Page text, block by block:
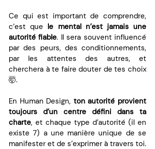
Ce qui est important de comprendre,
c’est que le mental n’est jamais une
autorité fiable. Il sera souvent influencé
par des peurs, des conditionnements,
par les attentes des autres, et
cherchera à te faire douter de tes choix
🤯.
En Human Design, ton autorité provient
toujours d’un centre défini dans ta
charte, et chaque type d’autorité (il en
existe 7) a une manière unique de se
manifester et de s’exprimer à travers toi.